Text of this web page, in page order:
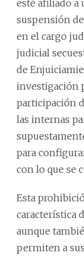
esté afiliado
suspensión
en el cargo
judicial
de
investigación
participación
las internas
para
con lo que se
Esta
característica
aunque
permiten a